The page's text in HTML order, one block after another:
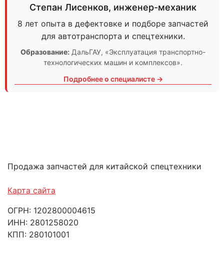
Степан Лисенков, инженер-механик
8 лет опыта в дефектовке и подборе запчастей
для автотранспорта и спецтехники.
Образование: ДальГАУ, «Эксплуатация транспортно-
технологических машин и комплексов».
Подробнее о специалисте →
Продажа запчастей для китайской спецтехники
Карта сайта
ОГРН: 1202800004615
ИНН: 2801258020
КПП: 280101001